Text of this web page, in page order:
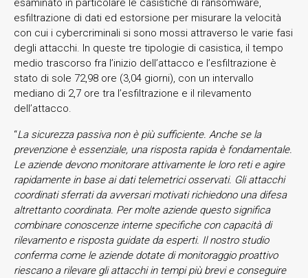
esaminato in particolare le casistiche di ransomware,
esfiltrazione di dati ed estorsione per misurare la velocità
con cui i cybercriminali si sono mossi attraverso le varie fasi
degli attacchi. In queste tre tipologie di casistica, il tempo
medio trascorso fra l’inizio dell’attacco e l’esfiltrazione è
stato di sole 72,98 ore (3,04 giorni), con un intervallo
mediano di 2,7 ore tra l’esfiltrazione e il rilevamento
dell’attacco.
“La sicurezza passiva non è più sufficiente. Anche se la
prevenzione è essenziale, una risposta rapida è fondamentale.
Le aziende devono monitorare attivamente le loro reti e agire
rapidamente in base ai dati telemetrici osservati. Gli attacchi
coordinati sferrati da avversari motivati richiedono una difesa
altrettanto coordinata. Per molte aziende questo significa
combinare conoscenze interne specifiche con capacità di
rilevamento e risposta guidate da esperti. Il nostro studio
conferma come le aziende dotate di monitoraggio proattivo
riescano a rilevare gli attacchi in tempi più brevi e conseguire